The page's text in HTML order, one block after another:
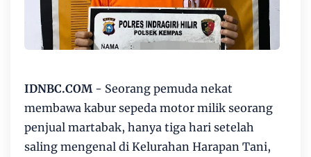
IDNBC.COM - Seorang pemuda nekat
membawa kabur sepeda motor milik seorang
penjual martabak, hanya tiga hari setelah
saling mengenal di Kelurahan Harapan Tani,